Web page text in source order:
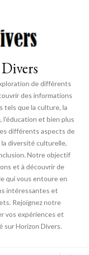
de différents
des informations
tels que la culture, la
l'éducation et bien plus
différents aspects de
diversité culturelle,
Notre objectif
et à découvrir de
qui vous entoure en
intéressantes et
Rejoignez notre
vos expériences et
sur Horizon Divers.